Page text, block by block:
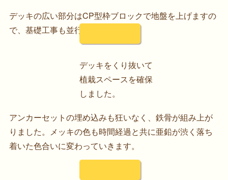
デッキの広い部分はCP型枠ブロックで地盤を上げますの
で、基礎工事も並行施工してます。
アンカーセットの埋め込みも狂いなく、鉄骨が組み上が
りました。メッキの色も時間経過と共に亜鉛が渋く落ち
着いた色合いに変わっていきます。
デッキをくり抜いて
植栽スペースを確保
しました。